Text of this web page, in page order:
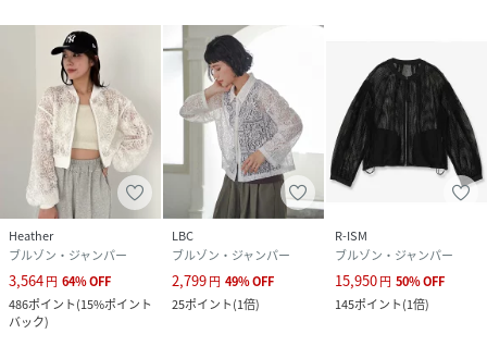
Heather
ブルゾン・ジャンパー
3,564円 64%OFF
486ポイント(15%ポイント
バック)
LBC
ブルゾン・ジャンパー
2,799円 49%OFF
25ポイント(1倍)
R-ISM
ブルゾン・ジャンパー
15,950円 50%OFF
145ポイント(1倍)